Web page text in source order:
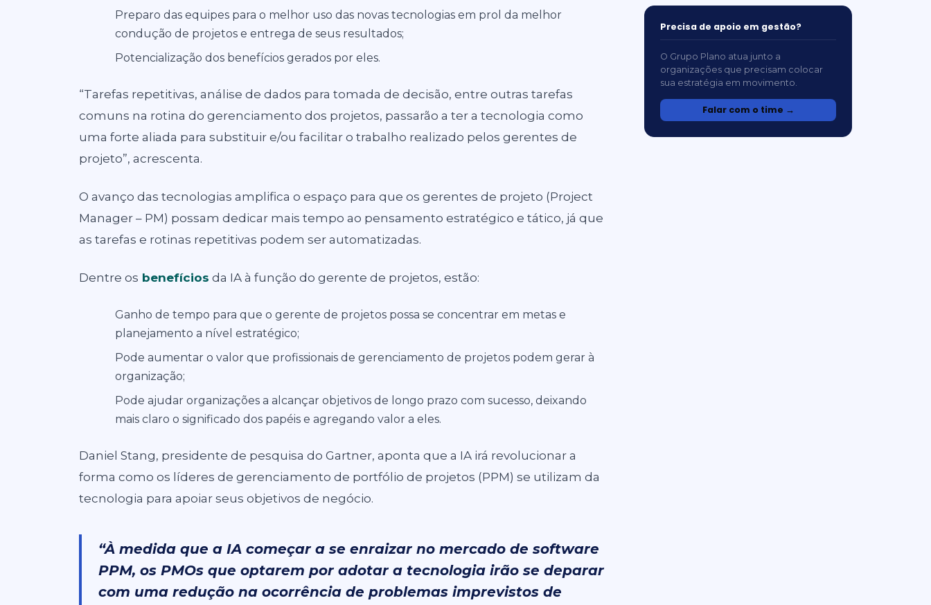
Preparo das equipes para o melhor uso das novas tecnologias em prol da melhor
condução de projetos e entrega de seus resultados;
Potencialização dos benefícios gerados por eles.
“Tarefas repetitivas, análise de dados para tomada de decisão, entre outras tarefas
comuns na rotina do gerenciamento dos projetos, passarão a ter a tecnologia como
uma forte aliada para substituir e/ou facilitar o trabalho realizado pelos gerentes de
projeto”, acrescenta.
O avanço das tecnologias amplifica o espaço para que os gerentes de projeto (Project
Manager – PM) possam dedicar mais tempo ao pensamento estratégico e tático, já que
as tarefas e rotinas repetitivas podem ser automatizadas.
Dentre os benefícios da IA à função do gerente de projetos, estão:
Ganho de tempo para que o gerente de projetos possa se concentrar em metas e
planejamento a nível estratégico;
Pode aumentar o valor que profissionais de gerenciamento de projetos podem gerar à
organização;
Pode ajudar organizações a alcançar objetivos de longo prazo com sucesso, deixando
mais claro o significado dos papéis e agregando valor a eles.
Daniel Stang, presidente de pesquisa do Gartner, aponta que a IA irá revolucionar a
forma como os líderes de gerenciamento de portfólio de projetos (PPM) se utilizam da
tecnologia para apoiar seus objetivos de negócio.
“À medida que a IA começar a se enraizar no mercado de software
PPM, os PMOs que optarem por adotar a tecnologia irão se deparar
com uma redução na ocorrência de problemas imprevistos de
Precisa de apoio em gestão?
O Grupo Plano atua junto a
organizações que precisam colocar
sua estratégia em movimento.
Falar com o time →